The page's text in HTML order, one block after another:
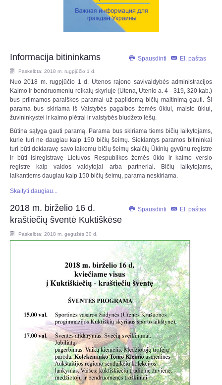
Spausdinti El. paštas
Informacija bitininkams
Paskelbta: 2018 m. rugpjūčio 1 d.
Nuo 2018 m. rugpjūčio 1 d. Utenos rajono savivaldybės administracijos
Kaimo ir bendruomenių reikalų skyriuje (Utena, Utenio a. 4 - 319, 320 kab.)
bus priimamos paraiškos paramai už papildomą bičių maitinimą gauti. Ši
parama bus skiriama iš Valstybės pagalbos žemės ūkiui, maisto ūkiui,
žuvininkystei ir kaimo plėtrai ir valstybės biudžeto lėšų.
Būtina sąlyga gauti paramą. Parama bus skiriama tiems bičių laikytojams,
kurie turi ne daugiau kaip 150 bičių šeimų. Siekiantys paramos bitininkai
turi būti deklaravę savo laikomų bičių šeimų skaičių Ūkinių gyvūnų registre
ir būti įsiregistravę Lietuvos Respublikos žemės ūkio ir kaimo verslo
registre kaip valdos valdytojai arba partneriai. Bičių laikytojams,
laikantiems daugiau kaip 150 bičių šeimų, parama neskiriama.
Skaityti daugiau...
Spausdinti El. paštas
2018 m. birželio 16 d.
kraštiečių šventė Kuktiškėse
Paskelbta: 2018 m. gegužės 30 d.